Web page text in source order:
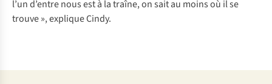
l’un d’entre nous est à la traîne, on sait au moins où il se
trouve », explique Cindy.